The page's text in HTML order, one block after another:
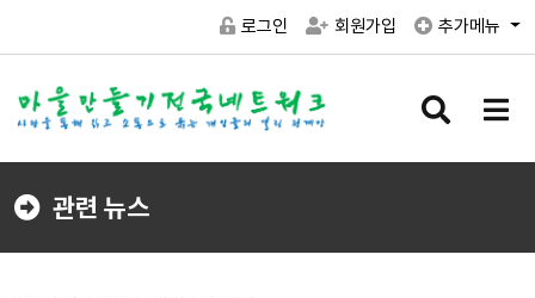
로그인 회원가입 추가메뉴
검
버
메
버
관련 뉴스